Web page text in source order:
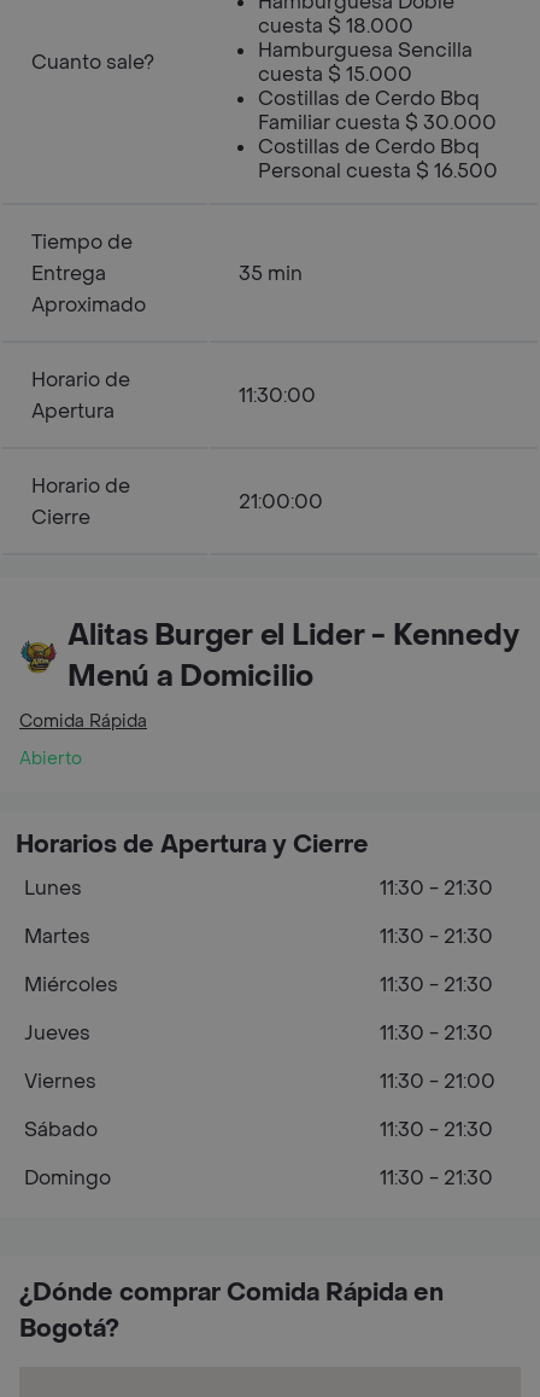
Cuanto sale?
cuesta $ 18.000
Hamburguesa Sencilla
cuesta $ 15.000
Costillas de Cerdo Bbq
Familiar cuesta $ 30.000
Costillas de Cerdo Bbq
Personal cuesta $ 16.500
Tiempo de
Entrega
Aproximado
35 min
Horario de
Apertura
11:30:00
Horario de
Cierre
21:00:00
Alitas Burger el Lider - Kennedy
Menú a Domicilio
Comida Rápida
Abierto
¿Dónde comprar Comida Rápida en
Bogotá?
Horarios de Apertura y Cierre
Lunes
11:30 - 21:30
Martes
11:30 - 21:30
Miércoles
11:30 - 21:30
Jueves
11:30 - 21:30
Viernes
11:30 - 21:00
Sábado
11:30 - 21:30
Domingo
11:30 - 21:30